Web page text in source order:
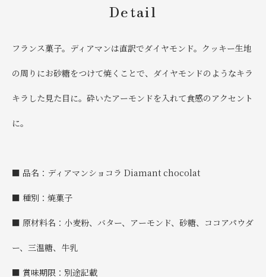
Detail
フランス菓子。ディアマンは直訳でダイヤモンド。クッキー生地
の周りにお砂糖をつけて焼くことで、ダイヤモンドのようなキラ
キラした見た目に。砕いたアーモンドを入れて食感のアクセント
に。
■ 品名：ディアマンショコラ Diamant chocolat
■ 種別：焼菓子
■ 原材料名：小麦粉、バター、アーモンド、砂糖、ココアパウダ
ー、三温糖、牛乳
■ 賞味期限：別途記載